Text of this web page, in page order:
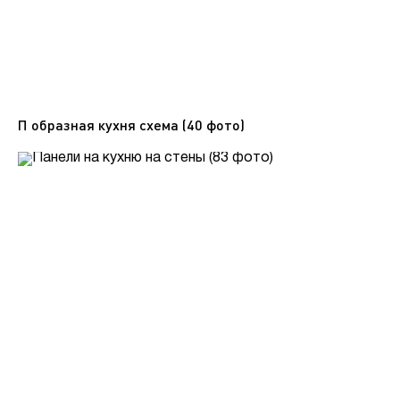
П образная кухня схема (40 фото)